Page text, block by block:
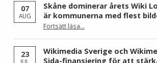
07
AUG
Skåne dominerar årets Wiki
är kommunerna med flest
Fortsätt läsa“Skåne dominerar årets Wiki Loves Earth – här är kommunerna med flest bilder”
…
23
JUL
Wikimedia Sverige och
Sida-finansiering för att